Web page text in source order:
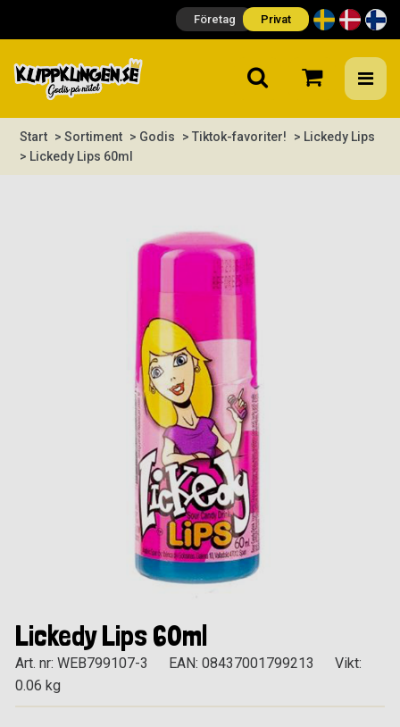
Företag Privat
Start > Sortiment > Godis > Tiktok-favoriter!
> Lickedy Lips
> Lickedy Lips 60ml
Lickedy Lips 60ml
Art. nr: WEB799107-3 EAN: 08437001799213
Vikt:
0.06 kg